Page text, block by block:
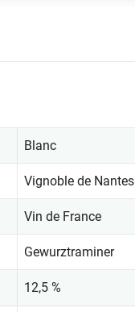
Blanc
Vignoble de Nantes
Vin de France
Gewurztraminer
12,5 %